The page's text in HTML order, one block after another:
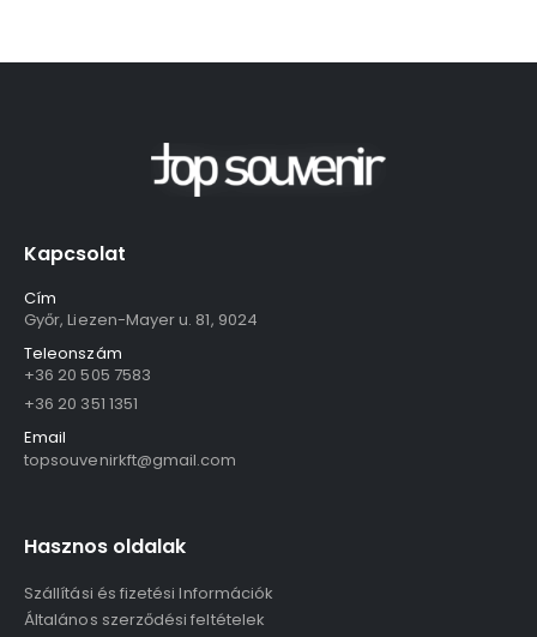
Kapcsolat
Cím
Győr, Liezen-Mayer u. 81, 9024
Teleonszám
+36 20 505 7583
+36 20 351 1351
Email
topsouvenirkft@gmail.com
Hasznos oldalak
Szállítási és fizetési Információk
Általános szerződési feltételek